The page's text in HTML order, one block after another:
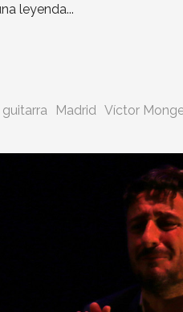
leyenda
guitarra Madrid Víctor